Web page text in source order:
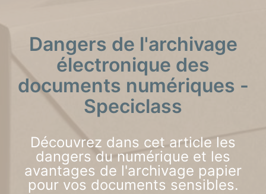
Dangers de l'archivage
électronique des
documents numériques -
Speciclass
Découvrez dans cet article les
dangers du numérique et les
avantages de l'archivage papier
pour vos documents sensibles.